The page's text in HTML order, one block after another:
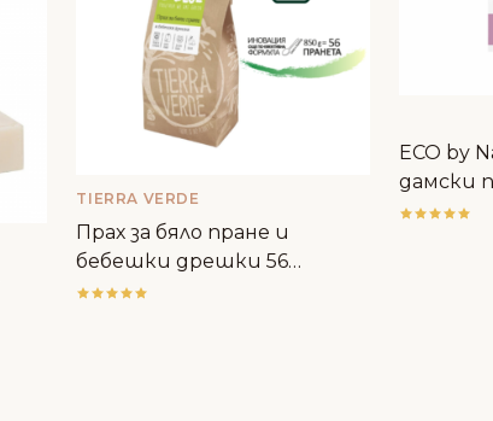
TIERRA VERDE
Прах за бяло пране и
бебешки дрешки 56
пранета - Tierra Verde
ECO by
дамски